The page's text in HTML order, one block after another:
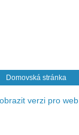
Domovská stránka
verzi pro web